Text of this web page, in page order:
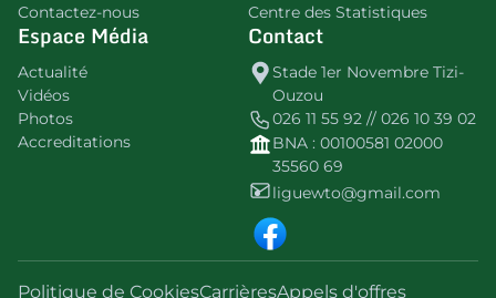
Contactez-nous
Centre des Statistiques
Espace Média
Actualité
Vidéos
Photos
Accreditations
Contact
Stade 1er Novembre Tizi-
Ouzou
026 11 55 92 // 026 10 39 02
BNA : 00100581 02000
35560 69
liguewto@gmail.com
Politique de CookiesCarrièresAppels d'offres